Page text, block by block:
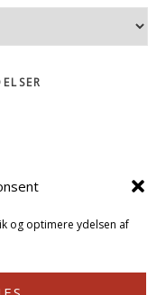
og optimere ydelsen af